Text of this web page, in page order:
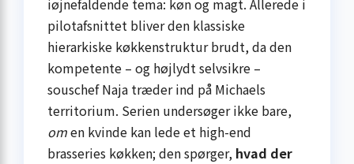
iøjnefaldende tema: køn og magt. Allerede i
pilotafsnittet bliver den klassiske
hierarkiske køkkenstruktur brudt, da den
kompetente – og højlydt selvsikre –
souschef Naja træder ind på Michaels
territorium. Serien undersøger ikke bare,
omen kvinde kan lede et high-end
brasseries køkken; den spørger, hvad der